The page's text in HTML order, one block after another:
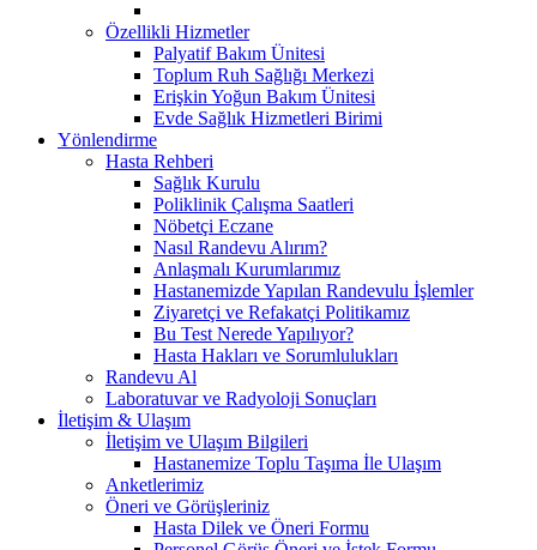
Özellikli Hizmetler
Palyatif Bakım Ünitesi
Toplum Ruh Sağlığı Merkezi
Erişkin Yoğun Bakım Ünitesi
Evde Sağlık Hizmetleri Birimi
Yönlendirme
Hasta Rehberi
Sağlık Kurulu
Poliklinik Çalışma Saatleri
Nöbetçi Eczane
Nasıl Randevu Alırım?
Anlaşmalı Kurumlarımız
Hastanemizde Yapılan Randevulu İşlemler
Ziyaretçi ve Refakatçi Politikamız
Bu Test Nerede Yapılıyor?
Hasta Hakları ve Sorumlulukları
Randevu Al
Laboratuvar ve Radyoloji Sonuçları
İletişim & Ulaşım
İletişim ve Ulaşım Bilgileri
Hastanemize Toplu Taşıma İle Ulaşım
Anketlerimiz
Öneri ve Görüşleriniz
Hasta Dilek ve Öneri Formu